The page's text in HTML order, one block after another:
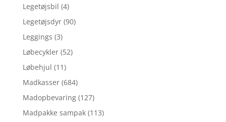
Legetøjsbil (4)
Legetøjsdyr (90)
Leggings (3)
Løbecykler (52)
Løbehjul (11)
Madkasser (684)
Madopbevaring (127)
Madpakke sampak (113)